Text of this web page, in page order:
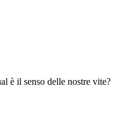
è il senso delle nostre vite?